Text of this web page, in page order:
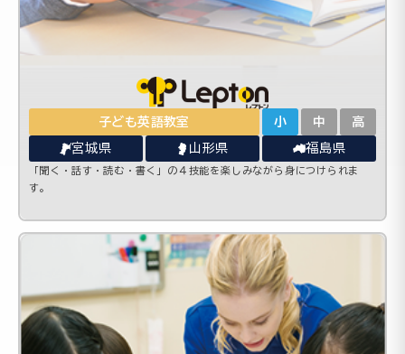
子ども英語教室 小 中 高
宮城県 山形県 福島県
「聞く・話す・読む・書く」の４技能を楽しみながら身につけられま
す。